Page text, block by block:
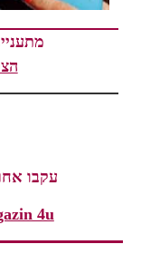
עקבו
4u